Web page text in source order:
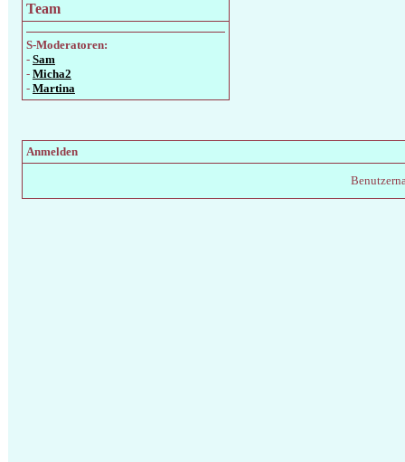
Team
S-Moderatoren:
- Sam
- Micha2
- Martina
Anmelden